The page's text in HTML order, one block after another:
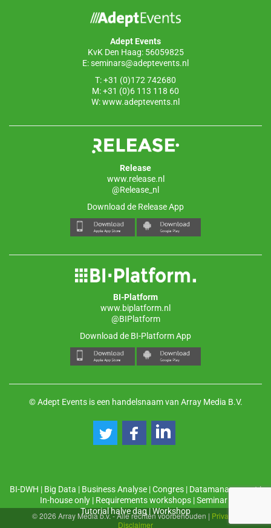
p
p
Adept Events
KvK Den Haag: 56059825
E:seminars@adeptevents.nl
T: +31 (0)172 742680
M: +31 (0)6 113 118 60
W:www.adeptevents.nl
Release
www.release.nl
@Release_nl
Download de Release App
BI-Platform
www.biplatform.nl
@BIPlatform
Download de BI-Platform App
© Adept Events is een handelsnaam van Array Media B.V.
BI-DWH | Big Data | Business Analyse |Congres | Datamanagement|
In-house only | Requirements workshops |Seminar
Tutorial halve dag|Workshop
© 2026 Array Media b.v. - Alle rechten voorbehouden | Privacy
Disclaimer